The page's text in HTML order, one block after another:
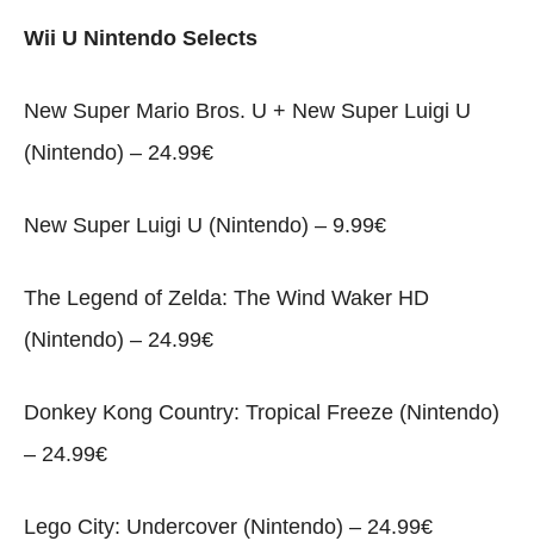
Wii U Nintendo Selects
New Super Mario Bros. U + New Super Luigi U
(Nintendo) – 24.99€
New Super Luigi U (Nintendo) – 9.99€
The Legend of Zelda: The Wind Waker HD
(Nintendo) – 24.99€
Donkey Kong Country: Tropical Freeze (Nintendo)
– 24.99€
Lego City: Undercover (Nintendo) – 24.99€